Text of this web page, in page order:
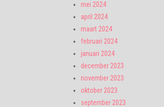
mei 2024
april 2024
maart 2024
februari 2024
januari 2024
december 2023
november 2023
oktober 2023
september 2023